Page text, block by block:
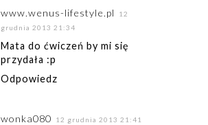
www.wenus-lifestyle.pl
12
grudnia 2013 21:34
Mata do ćwiczeń by mi się
przydała :p
Odpowiedz
wonka080 12 grudnia 2013 21:41